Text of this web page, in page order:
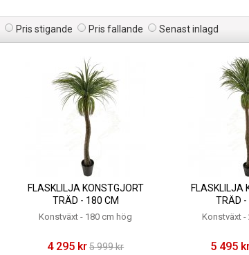
Pris stigande Pris fallande Senast inlagd
FLASKLILJA KONSTGJORT
TRÄD - 180 CM
Konstväxt - 180 cm hög
4 295 kr 5 999 kr
FLASKLILJA
TRÄD -
Konstväxt -
5 495